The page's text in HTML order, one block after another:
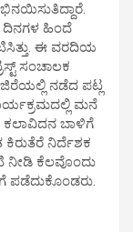
ದಿನಗಳ ಹಿಂದೆ
ಈ ವರದಿಯ
ಸಂಚಾಲಕ
ನಡೆದ ಪಟ್ಲ
ಮನೆ
ಕಲಾವಿದನ ಬಾಳಿಗೆ
ಕಿರುತೆರೆ ನಿರ್ದೆಶಕ
ಕೆಲವೊಂದು
ಪಡೆದುಕೊಂಡರು.